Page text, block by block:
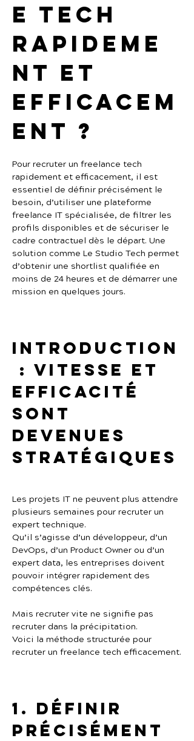
e tech
rapideme
nt et
efficacem
ent ?
Pour recruter un freelance tech
rapidement et efficacement, il est
essentiel de définir précisément le
besoin, d’utiliser une plateforme
freelance IT spécialisée, de filtrer les
profils disponibles et de sécuriser le
cadre contractuel dès le départ. Une
solution comme Le Studio Tech permet
d’obtenir une shortlist qualifiée en
moins de 24 heures et de démarrer une
mission en quelques jours.
Introduction
: vitesse et
efficacité
sont
devenues
stratégiques
Les projets IT ne peuvent plus attendre
plusieurs semaines pour recruter un
expert technique.
Qu’il s’agisse d’un développeur, d’un
DevOps, d’un Product Owner ou d’un
expert data, les entreprises doivent
pouvoir intégrer rapidement des
compétences clés.
Mais recruter vite ne signifie pas
recruter dans la précipitation.
Voici la méthode structurée pour
recruter un freelance tech efficacement.
1. Définir
précisément